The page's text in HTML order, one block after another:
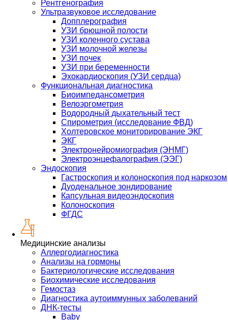
Рентгенография
Ультразвуковое исследование
Допплерография
УЗИ брюшной полости
УЗИ коленного сустава
УЗИ молочной железы
УЗИ почек
УЗИ при беременности
Эхокардиоскопия (УЗИ сердца)
Функциональная диагностика
Биоимпедансометрия
Велоэргометрия
Водородный дыхательный тест
Спирометрия (исследование ФВД)
Холтеровское мониторирование ЭКГ
ЭКГ
Электронейромиография (ЭНМГ)
Электроэнцефалография (ЭЭГ)
Эндоскопия
Гастроскопия и колоноскопия под наркозом
Дуоденальное зондирование
Капсульная видеоэндоскопия
Колоноскопия
ФГДС
Медицинские анализы
Аллергодиагностика
Анализы на гормоны
Бактериологические исследования
Биохимические исследования
Гемостаз
Диагностика аутоиммунных заболеваний
ДНК-тесты
Baby